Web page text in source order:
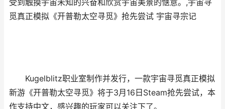
受到触摸宇宙未知的兴奋和欣赏宇宙美景的惬意。,宇宙寻
觅真正模拟《开普勒太空寻觅》抢先尝试 宇宙寻宗记
Kugelblitz职业室制作并发行，一款宇宙寻觅真正模拟
新游《开普勒太空寻觅》将于3月16日Steam抢先尝试，本
作支持中文，感兴趣的玩家可以关注下了。